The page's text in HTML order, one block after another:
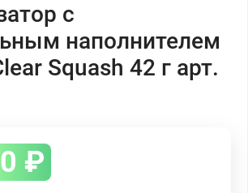
с
наполнителем
Squash 42 г арт.
₽